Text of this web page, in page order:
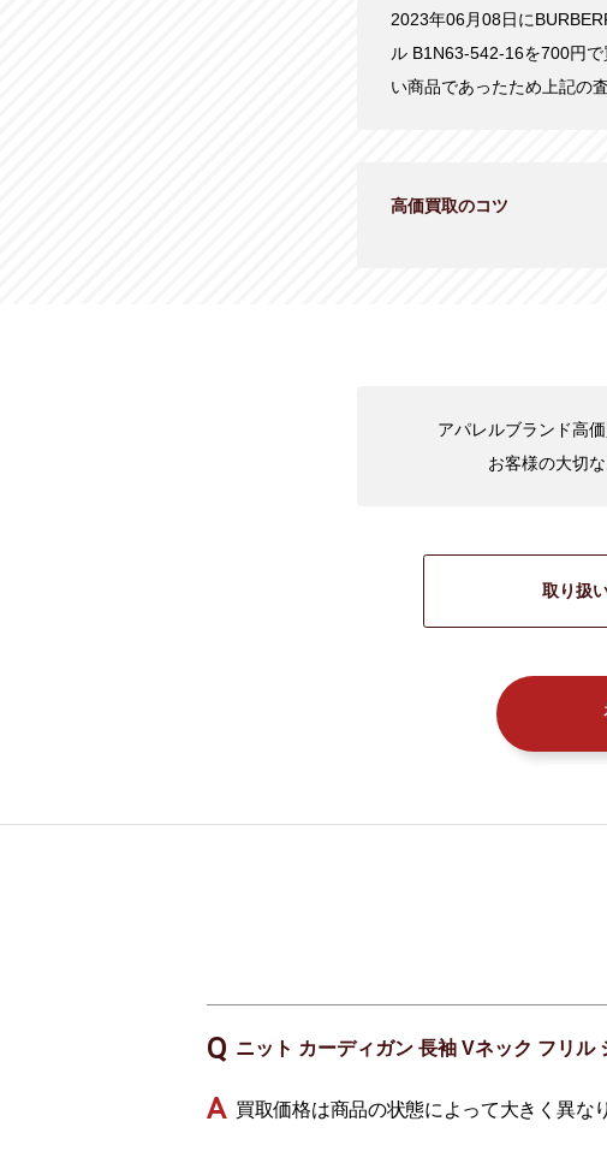
2023年06月08日に
ル B1N63-542-16を700円
い商品であったため上記の
高価買取のコツ
アパレルブランド高
お客様の大切
取り扱
ニット カーディガン 長袖 Vネック フリ
買取価格は商品の状態によって大きく異な